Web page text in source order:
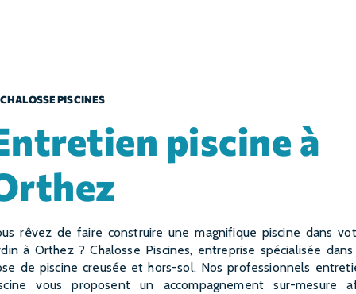
CHALOSSE PISCINES
à
à Orthez ? Chalosse Piscines, entreprise spécialisée
de piscine creusée et hors-sol. Nos professionnels
vous proposent un accompagnement sur-mesure